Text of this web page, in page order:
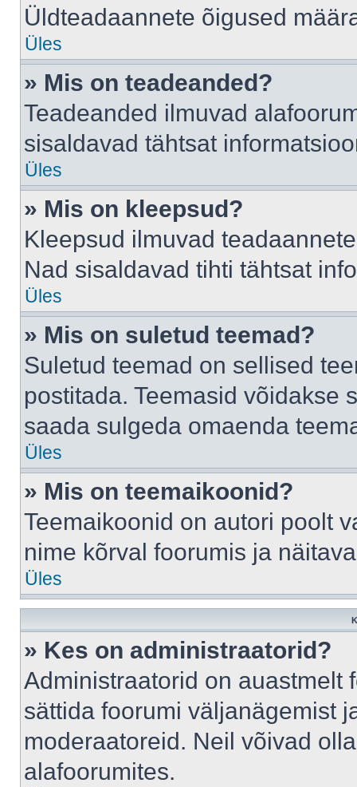
Üldteadaannete õigused
Üles
» Mis on teadeanded?
Teadeanded ilmuvad
sisaldavad tähtsat
Üles
» Mis on kleepsud?
Kleepsud ilmuvad
Nad sisaldavad tihti tähtsat
Üles
» Mis on suletud teemad?
Suletud teemad on sellised
postitada. Teemasid võidakse
saada sulgeda omaenda
Üles
» Mis on teemaikoonid?
Teemaikoonid on autori poolt
nime kõrval foorumis ja
Üles
» Kes on administraatorid?
Administraatorid on auastmelt
sättida foorumi väljanägemist
moderaatoreid. Neil võivad
alafoorumites.